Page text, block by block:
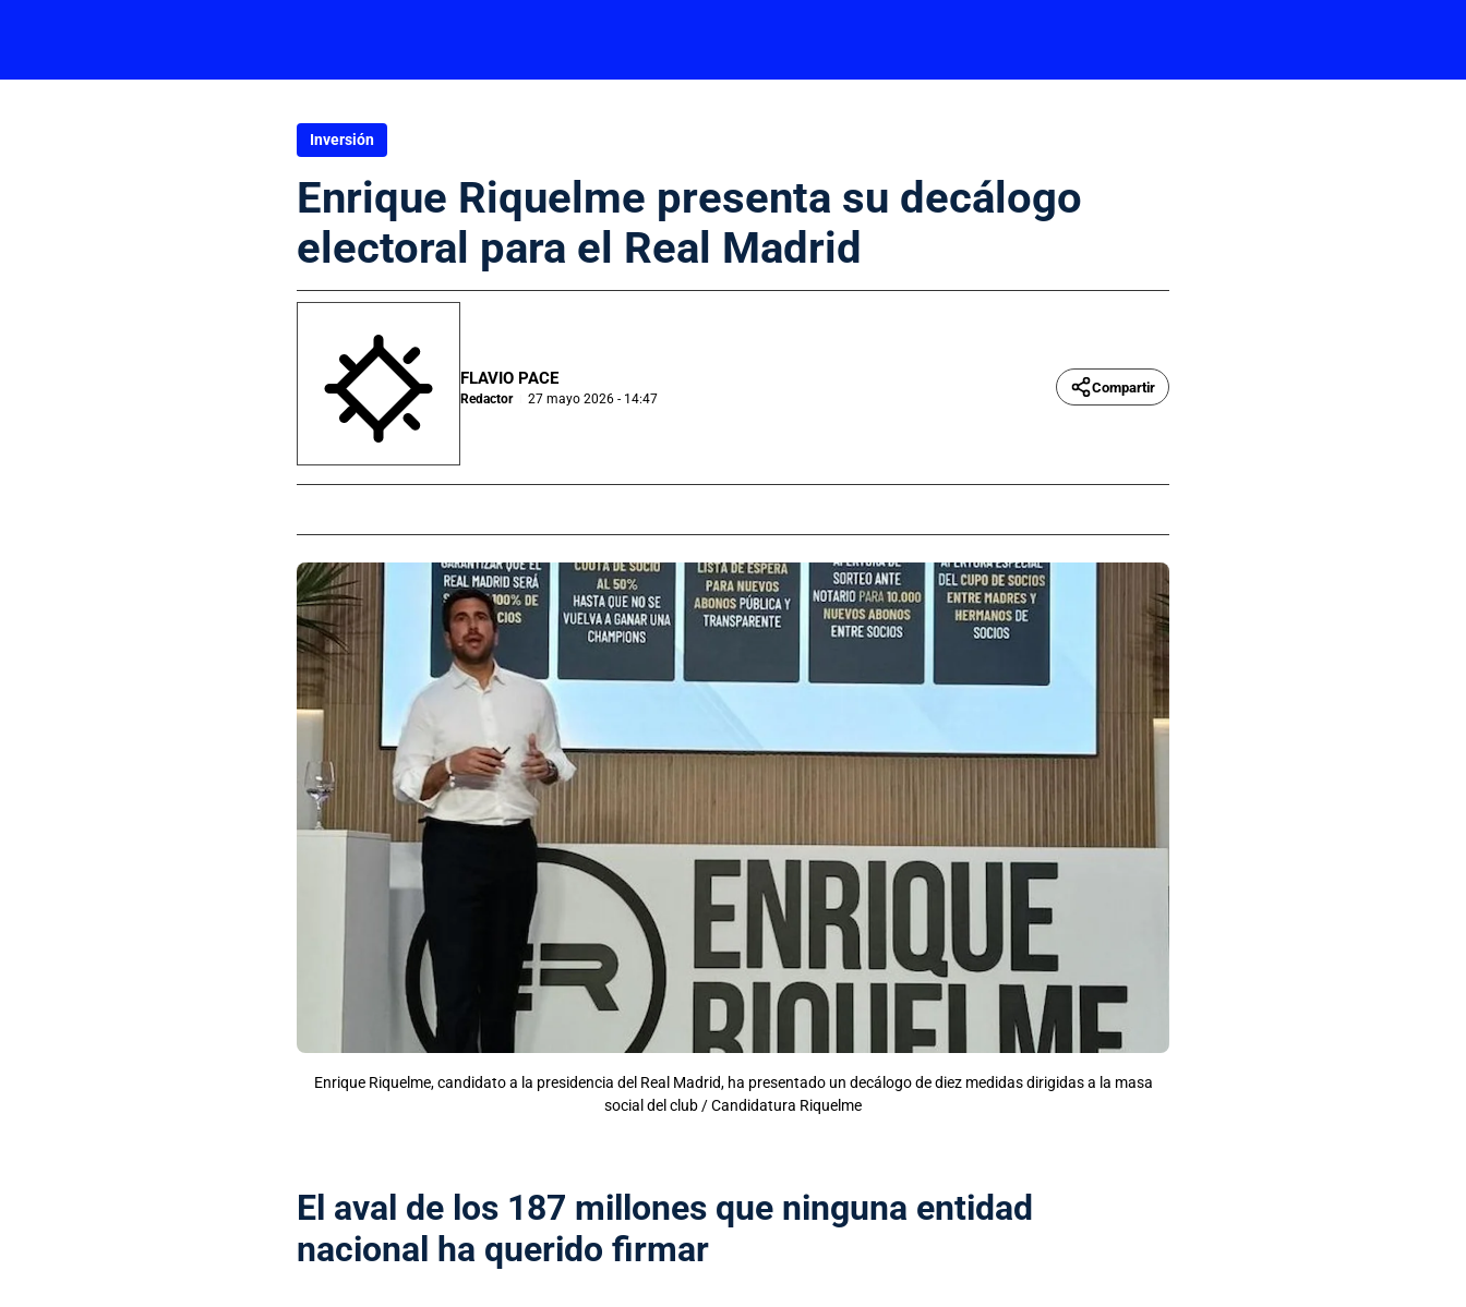
Inversión
Enrique Riquelme presenta su decálogo
electoral para el Real Madrid
FLAVIO PACE
Redactor 27 mayo 2026 - 14:47
Compartir
Enrique Riquelme, candidato a la presidencia del Real Madrid, ha presentado un decálogo de diez medidas dirigidas a la masa
social del club / Candidatura Riquelme
El aval de los 187 millones que ninguna entidad
nacional ha querido firmar